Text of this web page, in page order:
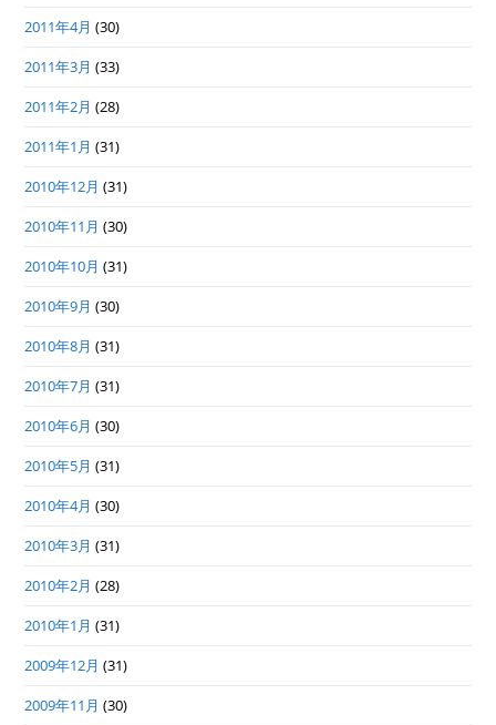
2011年4月 (30)
2011年3月 (33)
2011年2月 (28)
2011年1月 (31)
2010年12月 (31)
2010年11月 (30)
2010年10月 (31)
2010年9月 (30)
2010年8月 (31)
2010年7月 (31)
2010年6月 (30)
2010年5月 (31)
2010年4月 (30)
2010年3月 (31)
2010年2月 (28)
2010年1月 (31)
2009年12月 (31)
2009年11月 (30)